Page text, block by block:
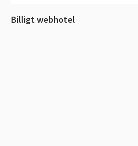
Billigt webhotel